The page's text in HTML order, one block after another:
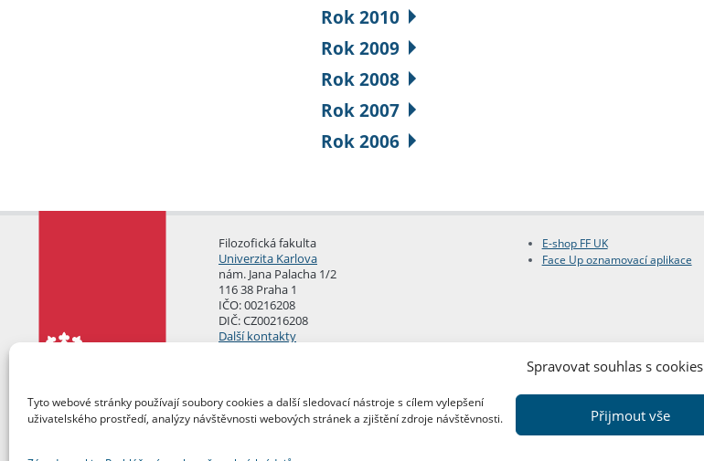
Spravovat souhlas s cookies
Tyto webové stránky používají soubory cookies a další sledovací nástroje s cílem vylepšení
uživatelského prostředí, analýzy návštěvnosti webových stránek a zjištění zdroje návštěvnosti.
Přijmout vše
Rok 2010
Rok 2009
Rok 2008
Rok 2007
Rok 2006
Filozofická fakulta
Univerzita Karlova
nám. Jana Palacha 1/2
116 38 Praha 1
IČO: 00216208
DIČ: CZ00216208
Další kontakty
E-shop FF UK
Face Up oznamovací aplikace